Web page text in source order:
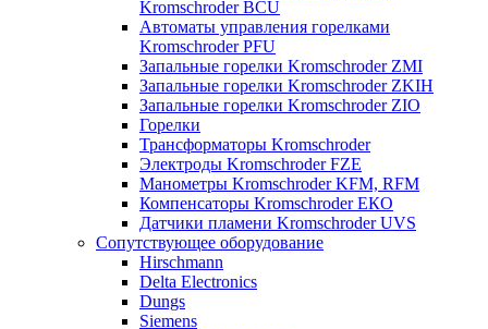
Kromschroder BCU
Автоматы управления горелками
Kromschroder PFU
Запальные горелки Kromschroder ZМI
Запальные горелки Kromschroder ZKIH
Запальные горелки Kromschroder ZIO
Горелки
Трансформаторы Kromschroder
Электроды Kromschroder FZE
Манометры Kromschroder KFM, RFM
Компенсаторы Kromschroder ЕКО
Датчики пламени Kromschroder UVS
Сопутствующее оборудование
Hirschmann
Delta Electronics
Dungs
Siemens